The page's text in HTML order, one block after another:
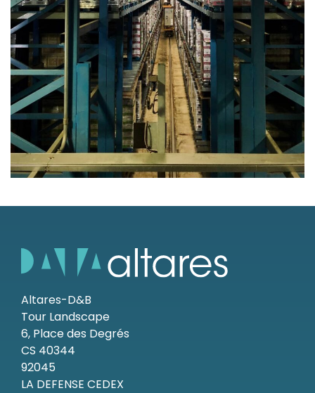
Altares-D&B
Tour Landscape
6, Place des Degrés
CS 40344
92045
LA DEFENSE CEDEX